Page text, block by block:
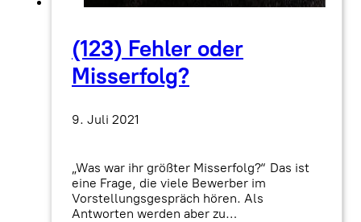
(123) Fehler oder
Misserfolg?
9. Juli 2021
„Was war ihr größter Misserfolg?“ Das ist
eine Frage, die viele Bewerber im
Vorstellungsgespräch hören. Als
Antworten werden aber zu…